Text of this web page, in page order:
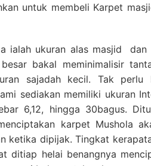
untuk membeli Karpet
ialah ukuran alas masjid dan
bakal meminimalisir
sajadah kecil. Tak perlu
sediakan memiliki ukuran
6,12, hingga 30bagus.
karpet Mushola
ketika dipijak. Tingkat
ditiap helai benangnya